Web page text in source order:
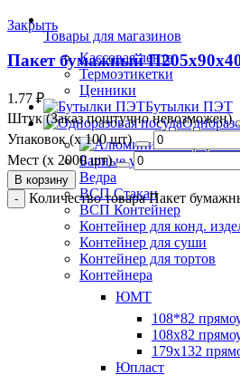
Товары для магазинов
Кассовая лента
Термоэтикетки
Ценники
Бутылки ПЭТ
Барные украшения
Ведра
ВСП Стакан
ВСП Контейнер
Контейнер для конд.
Контейнер для суши
Контейнер для тортов
Контейнера
ЮМТ
108*82
108х82
179х132
Юпласт
Закрыть
Пакет бумажный
1.77 ₽
Штук (Заказ поштучно невозможен)
Упаковок (x 100 шт)
Мест (x 2000 шт)
В корзину
Количество товара Пакет